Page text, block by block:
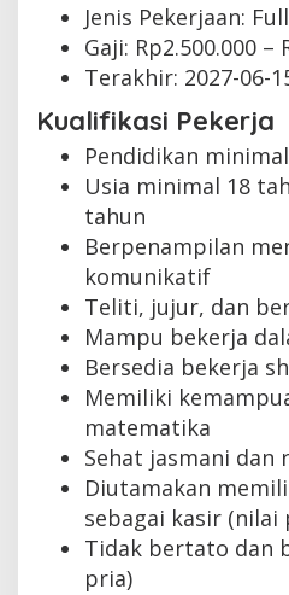
Jenis Pekerjaan:
Gaji: Rp2.500.000 –
Terakhir: 2027-06-
Kualifikasi Pekerja
Pendidikan
Usia minimal 18
tahun
Berpenampilan
komunikatif
Teliti, jujur, dan
Mampu bekerja
Bersedia bekerja
Memiliki
matematika
Sehat jasmani dan
Diutamakan
sebagai kasir (nilai
Tidak bertato dan
pria)